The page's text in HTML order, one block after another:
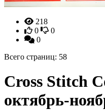
218
0
0
0
Всего страниц: 58
Cross Stitch
октябрь-